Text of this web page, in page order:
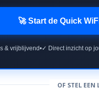
🚀 Start de Quick
& vrijblijvend•✓ Direct inzicht op
OF STEL EEN